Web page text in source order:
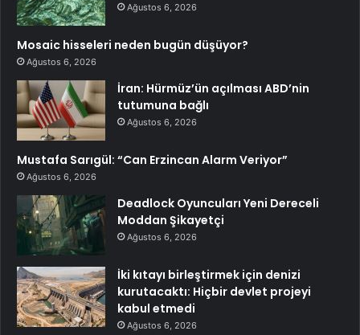
Ağustos 6, 2026
Mosaic hisseleri neden bugün düşüyor?
Ağustos 6, 2026
İran: Hürmüz’ün açılması ABD’nin
tutumuna bağlı
Ağustos 6, 2026
Mustafa Sarıgül: “Can Erzincan Alarm Veriyor”
Ağustos 6, 2026
Deadlock Oyuncuları Yeni Dereceli
Moddan Şikayetçi
Ağustos 6, 2026
İki kıtayı birleştirmek için denizi
kurutacaktı: Hiçbir devlet projeyi
kabul etmedi
Ağustos 6, 2026